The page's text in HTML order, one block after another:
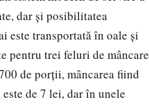
dar şi posibilitatea
este transportată în oale şi
pentru trei feluri de mâncare
de porţii, mâncarea fiind
de 7 lei, dar în unele